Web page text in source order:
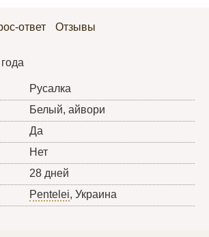
ответ Отзывы
Русалка
Белый, айвори
Да
Нет
28 дней
Pentelei, Украина